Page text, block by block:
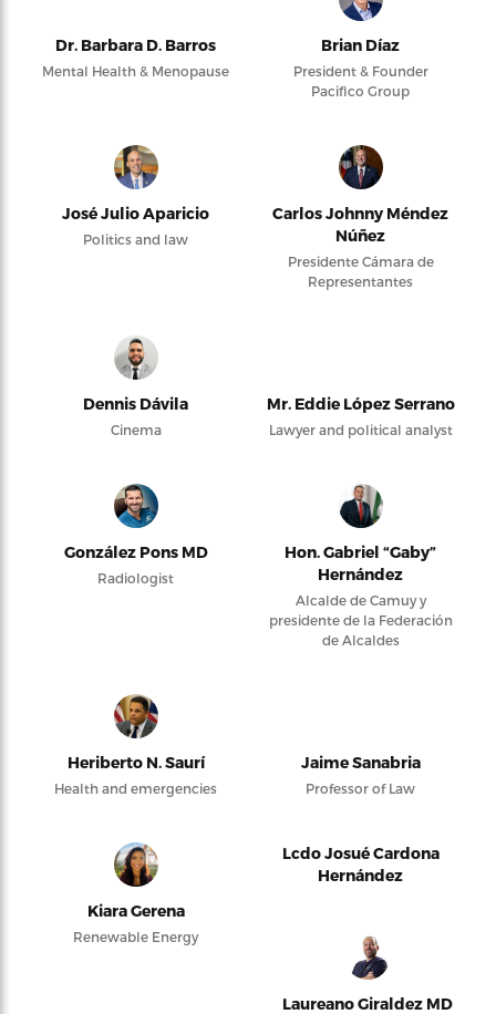
Dr. Barbara D. Barros
Mental Health & Menopause
Brian Díaz
President & Founder
Pacifico Group
José Julio Aparicio
Politics and law
Carlos Johnny Méndez
Núñez
Presidente Cámara de
Representantes
Dennis Dávila
Cinema
Mr. Eddie López Serrano
Lawyer and political analyst
González Pons MD
Radiologist
Hon. Gabriel “Gaby”
Hernández
Alcalde de Camuy y
presidente de la Federación
de Alcaldes
Heriberto N. Saurí
Health and emergencies
Jaime Sanabria
Professor of Law
Kiara Gerena
Renewable Energy
Lcdo Josué Cardona
Hernández
Laureano Giraldez MD